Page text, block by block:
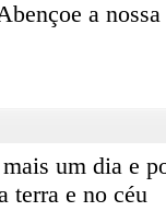
a
um dia e
terra e no céu